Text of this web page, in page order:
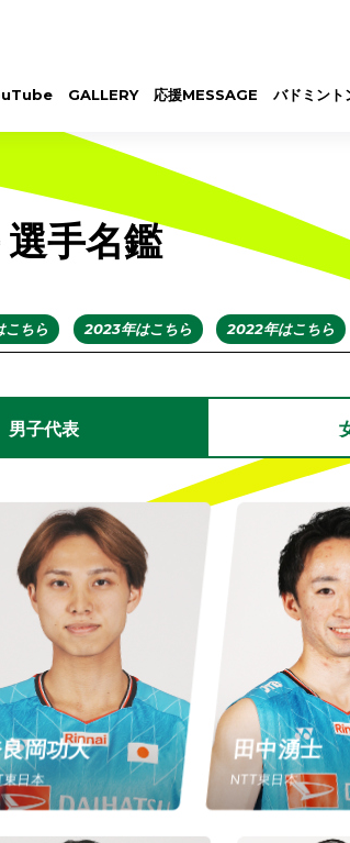
GALLERY 応援MESSAGE バドミント
手名鑑
ちら 2023年はこちら 2022年はこちら
男子代表
岡功大
日本
田中湧士
NTT東日本